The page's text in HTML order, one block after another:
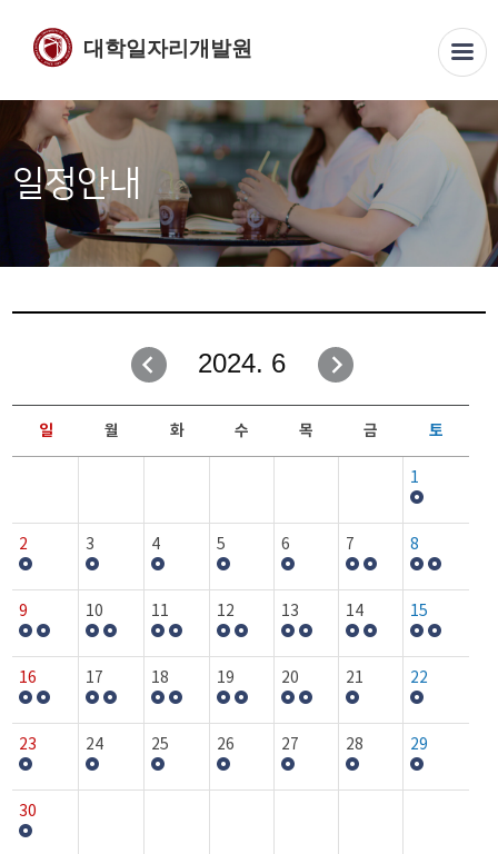
대학일자리개발원
일정안내
2024. 6
일 월 화 수 목 금 토
1
2 3 4 5 6 7 8
9 10 11 12 13 14 15
16 17 18 19 20 21 22
23 24 25 26 27 28 29
30